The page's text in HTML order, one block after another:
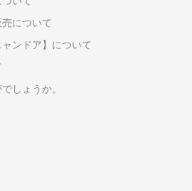
について
ンドア】について
しょうか。